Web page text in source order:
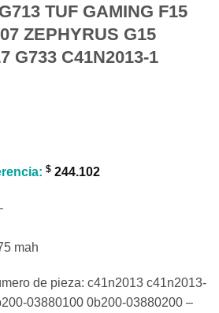
TUF GAMING F15
ZEPHYRUS G15
G733 C41N2013-1
$ 244.102
mah
de pieza: c41n2013 c41n2013-
03880100 0b200-03880200 –